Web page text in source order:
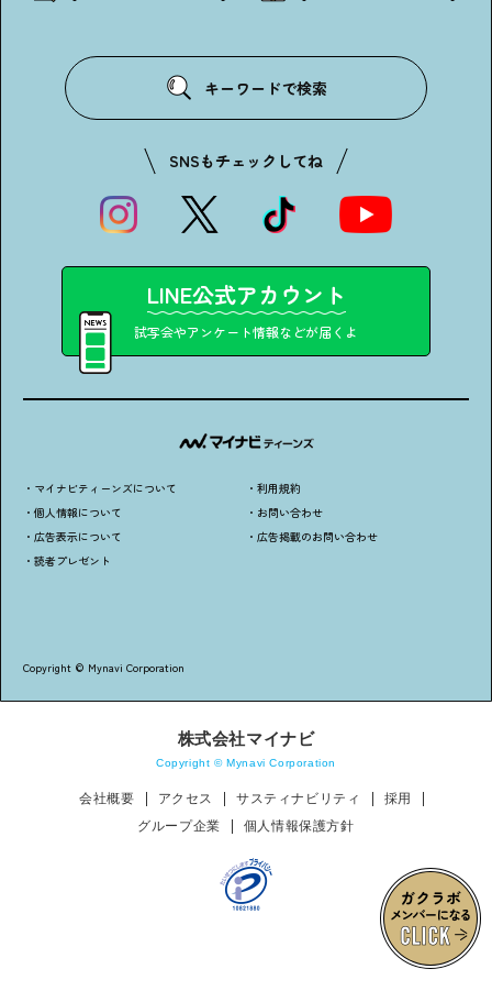
キーワードで検索
SNSもチェックしてね
LINE公式アカウント
試写会やアンケート情報などが届くよ
・マイナビティーンズについて
・個人情報について
・広告表示について
・読者プレゼント
・利用規約
・お問い合わせ
・広告掲載のお問い合わせ
Copyright © Mynavi Corporation
株式会社マイナビ
Copyright © Mynavi Corporation
会社概要 アクセス サスティナビリティ
採用
グループ企業
個人情報保護方針